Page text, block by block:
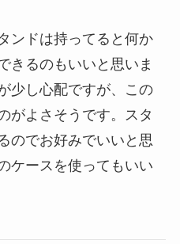
ンドは持ってると何か
きるのもいいと思いま
少し心配ですが、この
がよさそうです。スタ
のでお好みでいいと思
ケースを使ってもいい